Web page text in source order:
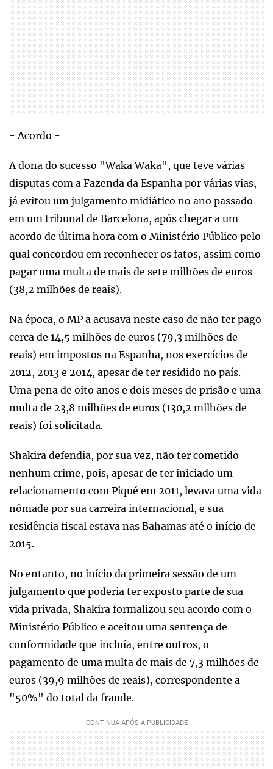
- Acordo -
A dona do sucesso "Waka Waka", que teve várias
disputas com a Fazenda da Espanha por várias vias,
já evitou um julgamento midiático no ano passado
em um tribunal de Barcelona, após chegar a um
acordo de última hora com o Ministério Público pelo
qual concordou em reconhecer os fatos, assim como
pagar uma multa de mais de sete milhões de euros
(38,2 milhões de reais).
Na época, o MP a acusava neste caso de não ter pago
cerca de 14,5 milhões de euros (79,3 milhões de
reais) em impostos na Espanha, nos exercícios de
2012, 2013 e 2014, apesar de ter residido no país.
Uma pena de oito anos e dois meses de prisão e uma
multa de 23,8 milhões de euros (130,2 milhões de
reais) foi solicitada.
Shakira defendia, por sua vez, não ter cometido
nenhum crime, pois, apesar de ter iniciado um
relacionamento com Piqué em 2011, levava uma vida
nômade por sua carreira internacional, e sua
residência fiscal estava nas Bahamas até o início de
2015.
No entanto, no início da primeira sessão de um
julgamento que poderia ter exposto parte de sua
vida privada, Shakira formalizou seu acordo com o
Ministério Público e aceitou uma sentença de
conformidade que incluía, entre outros, o
pagamento de uma multa de mais de 7,3 milhões de
euros (39,9 milhões de reais), correspondente a
"50%" do total da fraude.